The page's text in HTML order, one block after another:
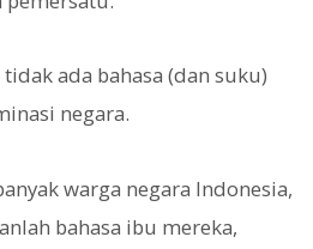
ada bahasa (dan suku)
negara.
warga negara Indonesia,
bahasa ibu mereka,